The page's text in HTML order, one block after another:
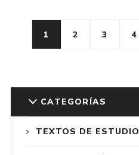
1 2 3 4
CATEGORÍAS
TEXTOS DE ESTUDIO